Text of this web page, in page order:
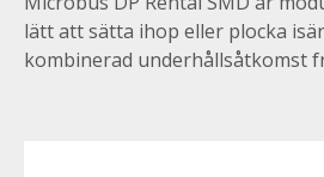
lätt att sätta ihop eller plocka
kombinerad underhållsåtkomst